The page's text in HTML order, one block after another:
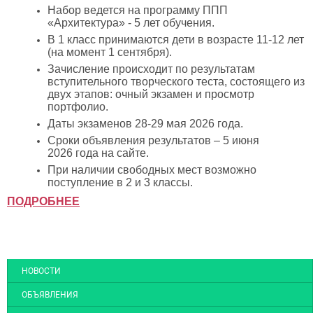
Набор ведется на программу ППП
«Архитектура» - 5 лет обучения.
В 1 класс принимаются дети в возрасте 11-12 лет
(на момент 1 сентября).
Зачисление происходит по результатам
вступительного творческого теста, состоящего из
двух этапов: очный экзамен и просмотр
портфолио.
Даты экзаменов 28-29 мая 2026 года.
Сроки объявления результатов – 5 июня
2026 года на сайте.
При наличии свободных мест возможно
поступление в 2 и 3 классы.
ПОДРОБНЕЕ
НОВОСТИ
ОБЪЯВЛЕНИЯ